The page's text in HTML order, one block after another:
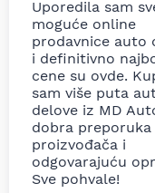
Uporedila sam
moguće online
prodavnice auto
i definitivno
cene su ovde.
sam više puta
delove iz MD
dobra preporuka
proizvođača i
odgovarajuću
Sve pohvale!